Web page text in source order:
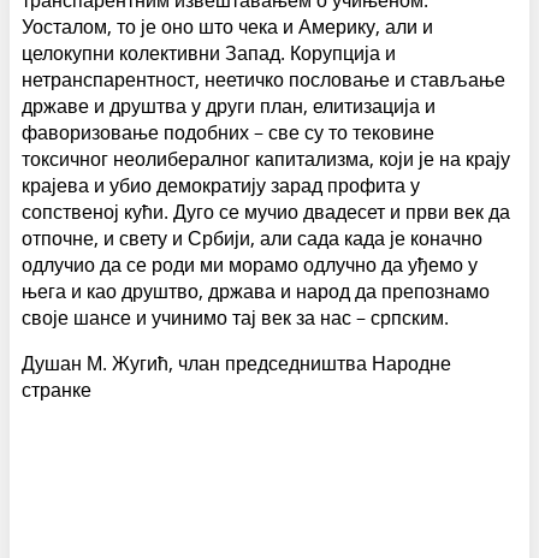
Уосталом, то је оно што чека и Америку, али и
целокупни колективни Запад. Корупција и
нетранспарентност, неетичко пословање и стављање
државе и друштва у други план, елитизација и
фаворизовање подобних – све су то тековине
токсичног неолибералног капитализма, који је на крају
крајева и убио демократију зарад профита у
сопственој кући. Дуго се мучио двадесет и први век да
отпочне, и свету и Србији, али сада када је коначно
одлучио да се роди ми морамо одлучно да уђемо у
њега и као друштво, држава и народ да препознамо
своје шансе и учинимо тај век за нас – српским.
Душан М. Жугић, члан председништва Народне
странке